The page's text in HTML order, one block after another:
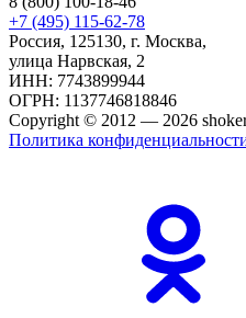
+7 (495) 115-62-78
Россия, 125130, г. Москва,
улица Нарвская, 2
ИНН: 7743899944
ОГРН: 1137746818846
Copyright © 2012 — 2026
Политика